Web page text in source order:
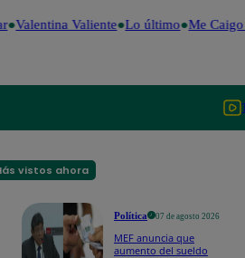
Valentina Valiente Lo último Me Caigo
vistos ahora
Política 07 de agosto 2026
MEF anuncia que
aumento del sueldo